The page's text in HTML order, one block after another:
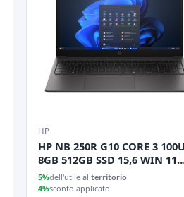
HP
HP NB 250R G10 CORE 3 100U
8GB 512GB SSD 15,6 WIN 11
PRO
5%dell'utile al territorio
4%sconto applicato